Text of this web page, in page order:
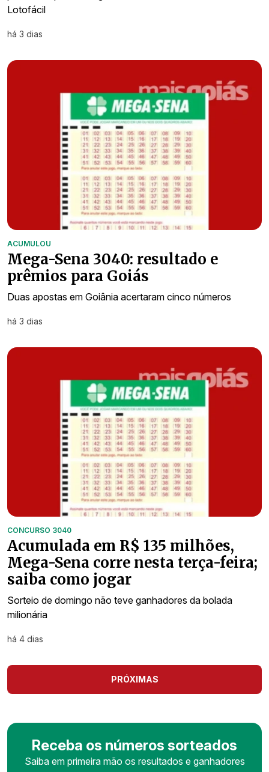
Lotofácil
há 3 dias
ACUMULOU
Mega-Sena 3040: resultado e
prêmios para Goiás
Duas apostas em Goiânia acertaram cinco números
há 3 dias
CONCURSO 3040
Acumulada em R$ 135 milhões,
Mega-Sena corre nesta terça-feira;
saiba como jogar
Sorteio de domingo não teve ganhadores da bolada
milionária
há 4 dias
PRÓXIMAS
Receba os números sorteados
Saiba em primeira mão os resultados e ganhadores